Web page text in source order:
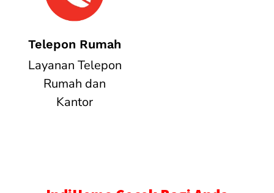
Telepon Rumah
Layanan Telepon
Rumah dan
Kantor